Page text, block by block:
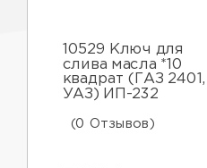
10529 Ключ для
слива масла *10
квадрат (ГАЗ 2401,
УАЗ) ИП-232
(0 Отзывов)